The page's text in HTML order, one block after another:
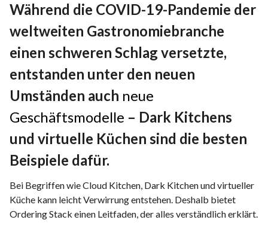
Blog
Kontakt
Deutch
DE
English
Während die COVID-19-Pandemie der
weltweiten Gastronomiebranche
einen schweren Schlag versetzte,
entstanden unter den neuen
Umständen auch neue
Geschäftsmodelle – Dark Kitchens
und virtuelle Küchen sind die besten
Beispiele dafür.
Bei Begriffen wie Cloud Kitchen, Dark Kitchen und virtueller
Küche kann leicht Verwirrung entstehen. Deshalb bietet
Ordering Stack einen Leitfaden, der alles verständlich erklärt.